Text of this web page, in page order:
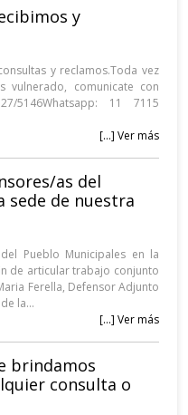
y
y reclamos.Toda vez
comunicate con
5146Whatsapp: 11 7115
[...] Ver más
as del
sede de nuestra
Pueblo Municipales en la
de articular trabajo conjunto
Ferella, Defensor Adjunto
la...
[...] Ver más
brindamos
consulta o